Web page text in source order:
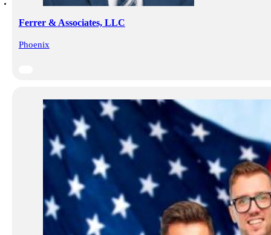
Ferrer & Associates, LLC
Phoenix